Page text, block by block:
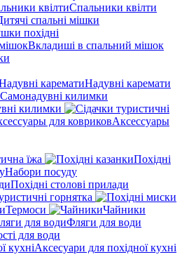
Спальники квілти
спальні мішки
похідні
Вкладиші в спальний мішок
Надувні каремати
Самонадувні килимки
килимки
Аксессуары
їжа
Похідні
Набори посуду
Похідні столові прилади
горнятка
Термоси
Чайники
Фляги для води
для води
Аксесуари для похідної кухні